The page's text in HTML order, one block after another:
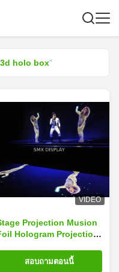
3d holo box"
VIDEO
Projection Musion
Hologram Projection
Transparent Film
สอบถามตอนนี้